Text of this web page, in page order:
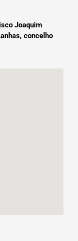
Joaquim
concelho